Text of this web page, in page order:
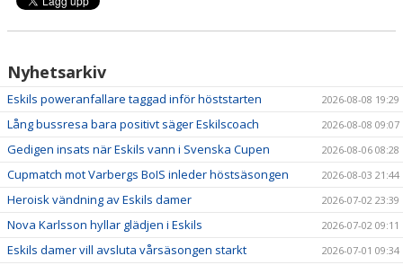
Nyhetsarkiv
Eskils poweranfallare taggad inför höststarten 2026-08-08 19:29
Lång bussresa bara positivt säger Eskilscoach 2026-08-08 09:07
Gedigen insats när Eskils vann i Svenska Cupen 2026-08-06 08:28
Cupmatch mot Varbergs BoIS inleder höstsäsongen 2026-08-03 21:44
Heroisk vändning av Eskils damer 2026-07-02 23:39
Nova Karlsson hyllar glädjen i Eskils 2026-07-02 09:11
Eskils damer vill avsluta vårsäsongen starkt 2026-07-01 09:34